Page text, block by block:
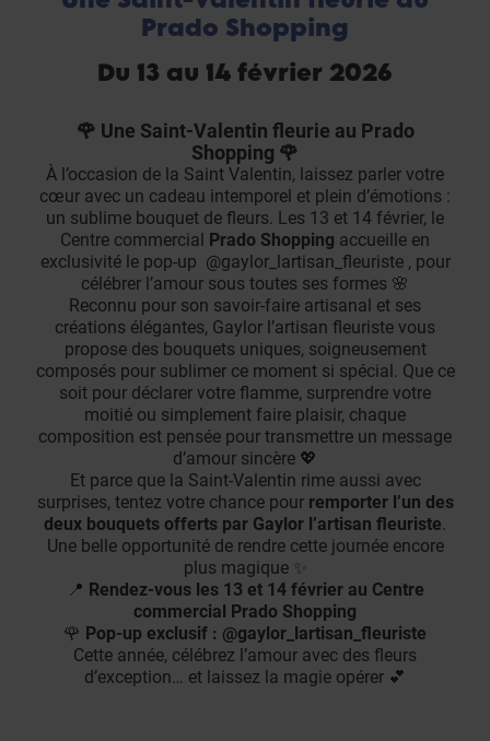
Prado Shopping
Du 13 au 14 février 2026
🌹 Une Saint-Valentin fleurie au Prado
Shopping 🌹
À l’occasion de la Saint Valentin, laissez parler votre
cœur avec un cadeau intemporel et plein d’émotions :
un sublime bouquet de fleurs. Les 13 et 14 février, le
Centre commercial Prado Shopping accueille en
exclusivité le pop-up @gaylor_lartisan_fleuriste, pour
célébrer l’amour sous toutes ses formes 🌸
Reconnu pour son savoir-faire artisanal et ses
créations élégantes, Gaylor l’artisan fleuriste vous
propose des bouquets uniques, soigneusement
composés pour sublimer ce moment si spécial. Que ce
soit pour déclarer votre flamme, surprendre votre
moitié ou simplement faire plaisir, chaque
composition est pensée pour transmettre un message
d’amour sincère 💖
Et parce que la Saint-Valentin rime aussi avec
surprises, tentez votre chance pour remporter l’un des
deux bouquets offerts par Gaylor l’artisan fleuriste.
Une belle opportunité de rendre cette journée encore
plus magique ✨
📍 Rendez-vous les 13 et 14 février au Centre
commercial Prado Shopping
🌹 Pop-up exclusif : @gaylor_lartisan_fleuriste
Cette année, célébrez l’amour avec des fleurs
d’exception… et laissez la magie opérer 💕